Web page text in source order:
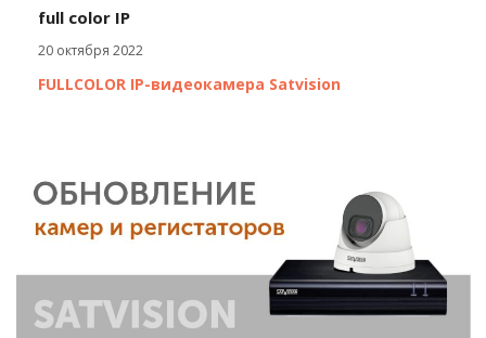
full color IP
20 октября 2022
FULLCOLOR IP-видеокамера Satvision